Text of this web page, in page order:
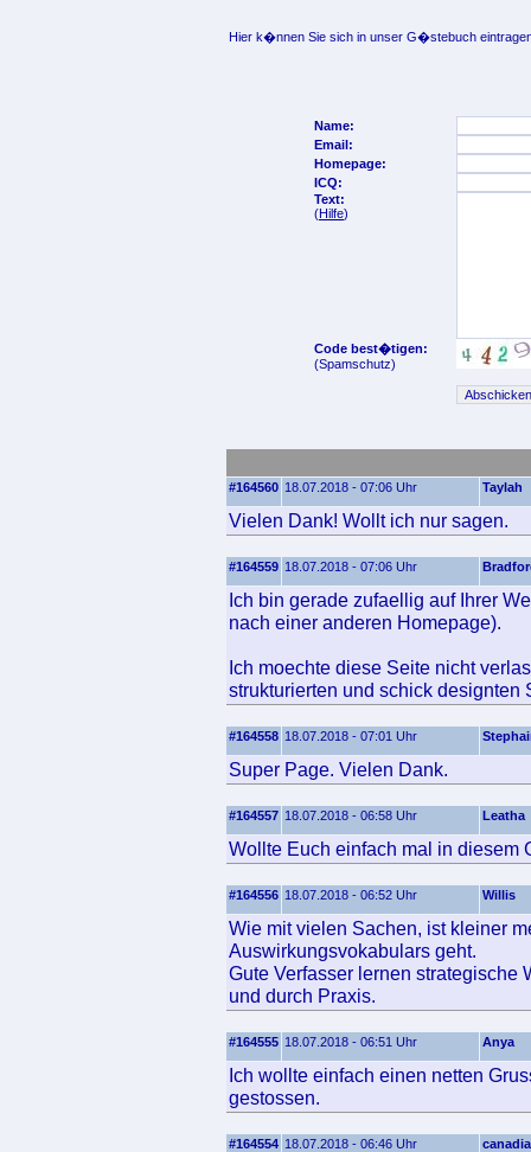
Hier k�nnen Sie sich in unser G�stebuch
Name:
Email:
Homepage:
ICQ:
Text:
(Hilfe)
Code best�tigen:
(Spamschutz)
#164560 18.07.2018 - 07:06 Uhr Taylah
Vielen Dank! Wollt ich nur sagen.
#164559 18.07.2018 - 07:06 Uhr
Ich bin gerade zufaellig auf Ihrer
nach einer anderen Homepage).
Ich moechte diese Seite nicht
strukturierten und schick designten
#164558 18.07.2018 - 07:01 Uhr
Super Page. Vielen Dank.
#164557 18.07.2018 - 06:58 Uhr Leatha
Wollte Euch einfach mal in diesem
#164556 18.07.2018 - 06:52 Uhr Willis
Wie mit vielen Sachen, ist kleiner
Auswirkungsvokabulars geht.
Gute Verfasser lernen strategische
und durch Praxis.
#164555 18.07.2018 - 06:51 Uhr Anya
Ich wollte einfach einen netten
gestossen.
#164554 18.07.2018 - 06:46 Uhr